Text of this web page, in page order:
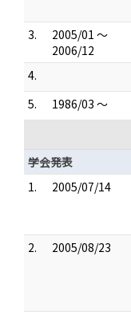
3.
2005/01 ～
2006/12
4.
5.
1986/03 ～
学会発表
1.
2005/07/14
2.
2005/08/23